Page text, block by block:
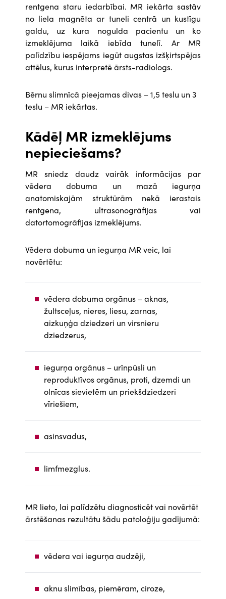
rentgena staru iedarbībai. MR iekārta sastāv
no liela magnēta ar tuneli centrā un kustīgu
galdu, uz kura nogulda pacientu un ko
izmeklējuma laikā iebīda tunelī. Ar MR
palīdzību iespējams iegūt augstas izšķirtspējas
attēlus, kurus interpretē ārsts-radiologs.
Bērnu slimnīcā pieejamas divas – 1,5 teslu un 3
teslu – MR iekārtas.
Kādēļ MR izmeklējums
nepieciešams?
MR sniedz daudz vairāk informācijas par
vēdera dobuma un mazā iegurņa
anatomiskajām struktūrām nekā ierastais
rentgena, ultrasonogrāfijas vai
datortomogrāfijas izmeklējums.
Vēdera dobuma un iegurņa MR veic, lai
novērtētu:
vēdera dobuma orgānus – aknas,
žultsceļus, nieres, liesu, zarnas,
aizkuņģa dziedzeri un virsnieru
dziedzerus,
iegurņa orgānus – urīnpūsli un
reproduktīvos orgānus, proti, dzemdi un
olnīcas sievietēm un priekšdziedzeri
vīriešiem,
asinsvadus,
limfmezglus.
MR lieto, lai palīdzētu diagnosticēt vai novērtēt
ārstēšanas rezultātu šādu patoloģiju gadījumā:
vēdera vai iegurņa audzēji,
aknu slimības, piemēram, ciroze,